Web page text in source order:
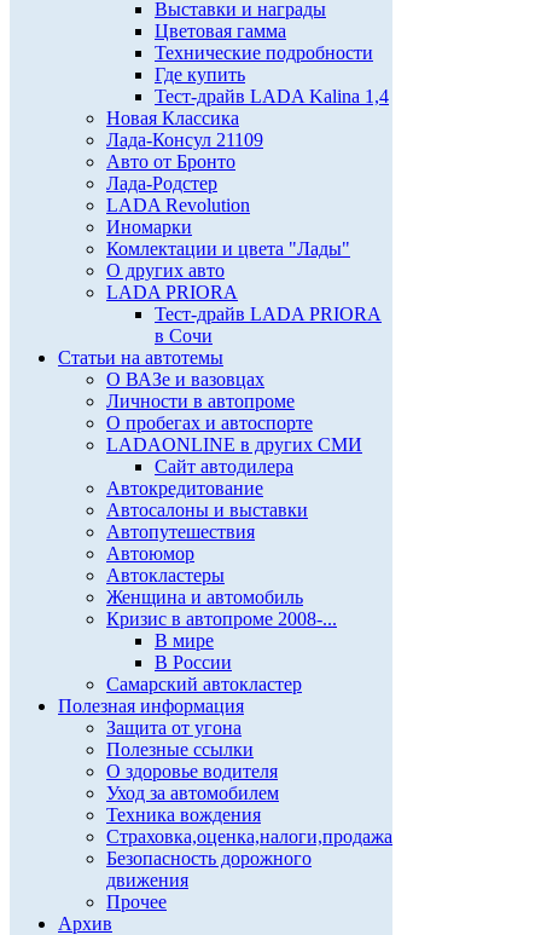
Выставки и награды
Цветовая гамма
Технические подробности
Где купить
Тест-драйв LADA Kalina 1,4
Новая Классика
Лада-Консул 21109
Авто от Бронто
Лада-Родстер
LADA Revolution
Иномарки
Комлектации и цвета "Лады"
О других авто
LADA PRIORA
Тест-драйв LADA PRIORA
в Сочи
Статьи на автотемы
О ВАЗе и вазовцах
Личности в автопроме
О пробегах и автоспорте
LADAONLINE в других СМИ
Сайт автодилера
Автокредитование
Автосалоны и выставки
Автопутешествия
Автоюмор
Автокластеры
Женщина и автомобиль
Кризис в автопроме 2008-...
В мире
В России
Самарский автокластер
Полезная информация
Защита от угона
Полезные ссылки
О здоровье водителя
Уход за автомобилем
Техника вождения
Страховка,оценка,налоги,продажа
Безопасность дорожного
движения
Прочее
Архив